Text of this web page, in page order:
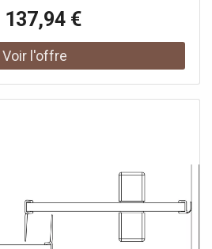
segment de porte coulissante
un champ fixe Vitrage avec
6 mm selon DIN EN 12150 en
facile d'entretien Profils en
avec effet de rebond de l'eau
ou peut être installé sans seuil
raison de la conception, une
pas être obtenue avec NICA
testé selon DIN EN 14428 (CE) et
137,94 €